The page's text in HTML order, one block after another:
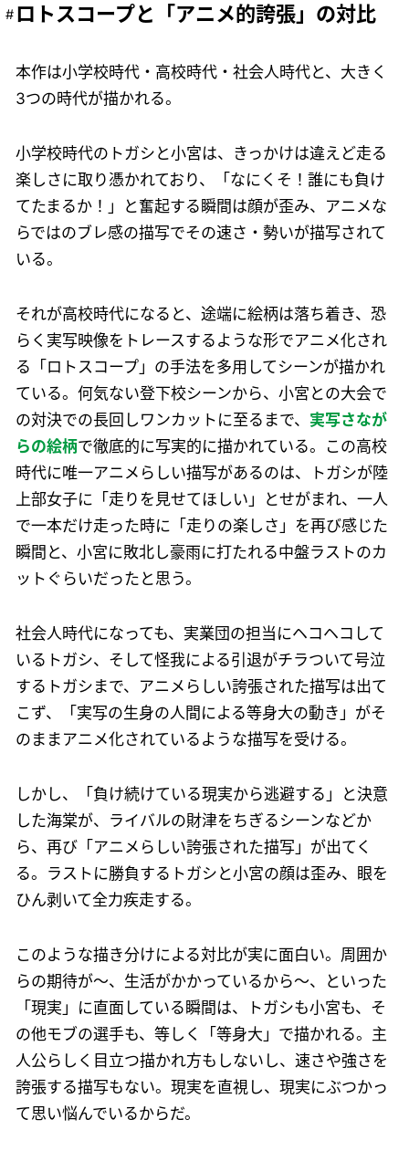
ロトスコープと「アニメ的誇張」の対比
本作は小学校時代・高校時代・社会人時代と、大きく
3つの時代が描かれる。
小学校時代のトガシと小宮は、きっかけは違えど走る
楽しさに取り憑かれており、「なにくそ！誰にも負け
てたまるか！」と奮起する瞬間は顔が歪み、アニメな
らではのブレ感の描写でその速さ・勢いが描写されて
いる。
それが高校時代になると、途端に絵柄は落ち着き、恐
らく実写映像をトレースするような形でアニメ化され
る「ロトスコープ」の手法を多用してシーンが描かれ
ている。何気ない登下校シーンから、小宮との大会で
の対決での長回しワンカットに至るまで、 実写さなが
らの絵柄で徹底的に写実的に描かれている。この高校
時代に唯一アニメらしい描写があるのは、トガシが陸
上部女子に「走りを見せてほしい」とせがまれ、一人
で一本だけ走った時に「走りの楽しさ」を再び感じた
瞬間と、小宮に敗北し豪雨に打たれる中盤ラストのカ
ットぐらいだったと思う。
社会人時代になっても、実業団の担当にヘコヘコして
いるトガシ、そして怪我による引退がチラついて号泣
するトガシまで、アニメらしい誇張された描写は出て
こず、「実写の生身の人間による等身大の動き」がそ
のままアニメ化されているような描写を受ける。
しかし、「負け続けている現実から逃避する」と決意
した海棠が、ライバルの財津をちぎるシーンなどか
ら、再び「アニメらしい誇張された描写」が出てく
る。ラストに勝負するトガシと小宮の顔は歪み、眼を
ひん剥いて全力疾走する。
このような描き分けによる対比が実に面白い。周囲か
らの期待が～、生活がかかっているから～、といった
「現実」に直面している瞬間は、トガシも小宮も、そ
の他モブの選手も、等しく「等身大」で描かれる。主
人公らしく目立つ描かれ方もしないし、速さや強さを
誇張する描写もない。現実を直視し、現実にぶつかっ
て思い悩んでいるからだ。